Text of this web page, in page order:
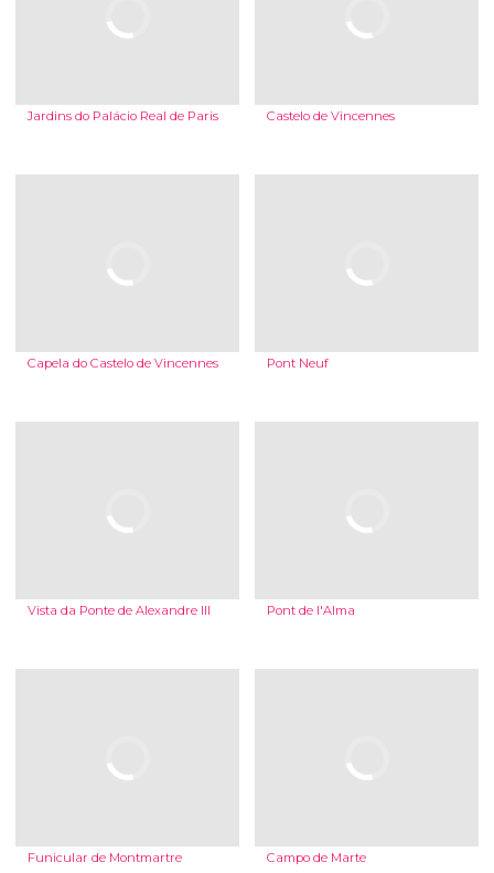
Jardins do Palácio Real de Paris Castelo de Vincennes
Capela do Castelo de Vincennes Pont Neuf
Vista da Ponte de Alexandre III Pont de l'Alma
Funicular de Montmartre Campo de Marte